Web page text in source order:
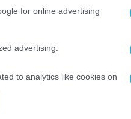
for online advertising
advertising.
to analytics like cookies on
to functionality of the website